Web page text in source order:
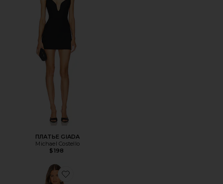
ПЛАТЬЕ GIADA
Michael Costello
$198
Favorite КОМБИНЕЗОН REINA